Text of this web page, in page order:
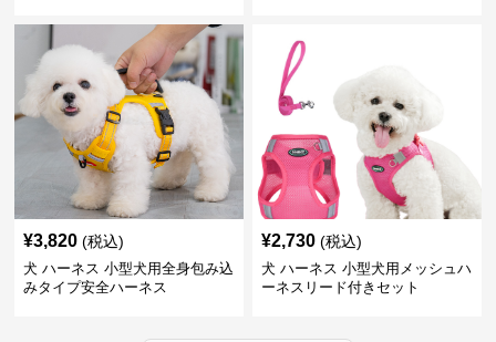
¥3,820 (税込)
犬 ハーネス 小型犬用全身包み込
みタイプ安全ハーネス
¥2,730 (税込)
犬 ハーネス 小型犬用メッシュハ
ーネスリード付きセット